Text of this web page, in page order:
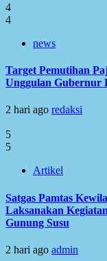
4
4
news
Target Pemutihan
Unggulan Gubernur
2 hari ago redaksi
5
5
Artikel
Satgas Pamtas
Laksanakan
Gunung Susu
2 hari ago admin